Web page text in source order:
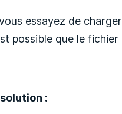
essayez de
possible que le
: